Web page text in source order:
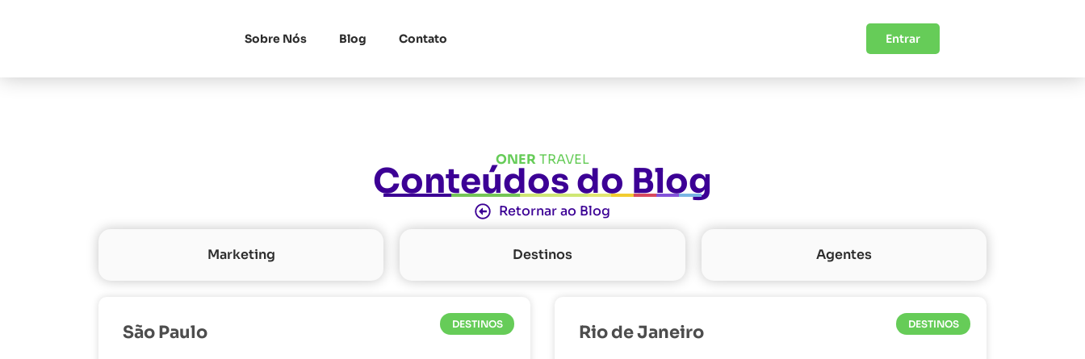
Sobre Nós Blog Contato Entrar
ONER TRAVEL
Conteúdos do Blog
Retornar ao Blog
Marketing Destinos Agentes
DESTINOS
São Paulo DESTINOS
Rio de Janeiro